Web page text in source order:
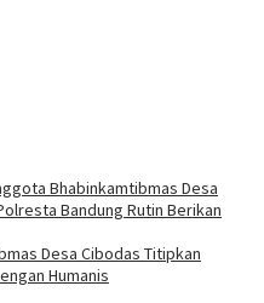
Bhabinkamtibmas Desa
Bandung Rutin Berikan
Desa Cibodas Titipkan
Humanis